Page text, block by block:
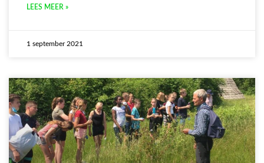
LEES MEER »
1 september 2021